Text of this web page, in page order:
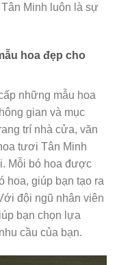
Minh luôn là sự
hoa đẹp cho
những mẫu hoa
gian và mục
trí nhà cửa, văn
tươi Tân Minh
Mỗi bó hoa được
hoa, giúp bạn tạo ra
đội ngũ nhân viên
bạn chọn lựa
cầu của bạn.